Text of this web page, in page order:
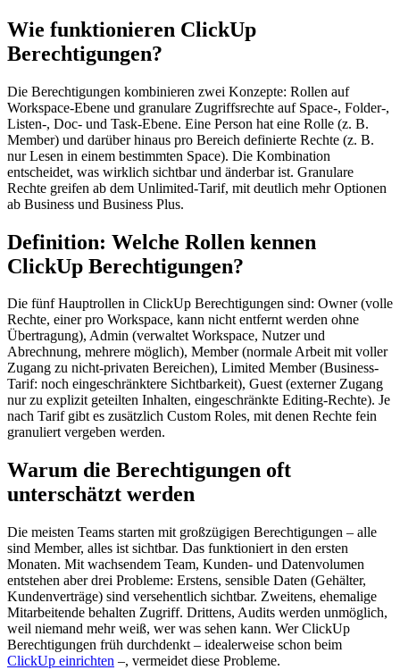
Wie funktionieren ClickUp
Berechtigungen?
Die Berechtigungen kombinieren zwei Konzepte: Rollen auf
Workspace-Ebene und granulare Zugriffsrechte auf Space-, Folder-,
Listen-, Doc- und Task-Ebene. Eine Person hat eine Rolle (z. B.
Member) und darüber hinaus pro Bereich definierte Rechte (z. B.
nur Lesen in einem bestimmten Space). Die Kombination
entscheidet, was wirklich sichtbar und änderbar ist. Granulare
Rechte greifen ab dem Unlimited-Tarif, mit deutlich mehr Optionen
ab Business und Business Plus.
Definition: Welche Rollen kennen
ClickUp Berechtigungen?
Die fünf Hauptrollen in ClickUp Berechtigungen sind: Owner (volle
Rechte, einer pro Workspace, kann nicht entfernt werden ohne
Übertragung), Admin (verwaltet Workspace, Nutzer und
Abrechnung, mehrere möglich), Member (normale Arbeit mit voller
Zugang zu nicht-privaten Bereichen), Limited Member (Business-
Tarif: noch eingeschränktere Sichtbarkeit), Guest (externer Zugang
nur zu explizit geteilten Inhalten, eingeschränkte Editing-Rechte). Je
nach Tarif gibt es zusätzlich Custom Roles, mit denen Rechte fein
granuliert vergeben werden.
Warum die Berechtigungen oft
unterschätzt werden
Die meisten Teams starten mit großzügigen Berechtigungen – alle
sind Member, alles ist sichtbar. Das funktioniert in den ersten
Monaten. Mit wachsendem Team, Kunden- und Datenvolumen
entstehen aber drei Probleme: Erstens, sensible Daten (Gehälter,
Kundenverträge) sind versehentlich sichtbar. Zweitens, ehemalige
Mitarbeitende behalten Zugriff. Drittens, Audits werden unmöglich,
weil niemand mehr weiß, wer was sehen kann. Wer ClickUp
Berechtigungen früh durchdenkt – idealerweise schon beim
ClickUp einrichten –, vermeidet diese Probleme.